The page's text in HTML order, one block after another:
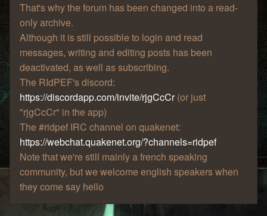
That's why the forum has been changed into a read-
only archive.
Although it is still possible to login and read
messages, writing and editing posts has been
deactivated, as well as subscribing.
The RIdPEF's discord:
https://discordapp.com/invite/rjgCcCr(or just
"rjgCcCr" in the app)
The #ridpef IRC channel on quakenet:
https://webchat.quakenet.org/?channels=ridpef
Note that we're still mainly a french speaking
community, but we welcome english speakers when
they come say hello